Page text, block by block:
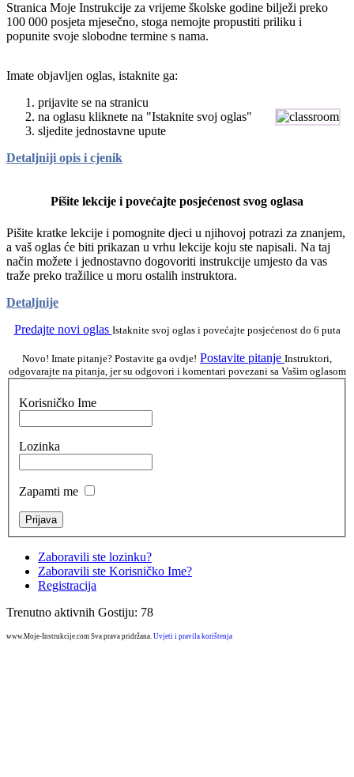
Stranica Moje Instrukcije za vrijeme školske godine bilježi preko
100 000 posjeta mjesečno, stoga nemojte propustiti priliku i
popunite svoje slobodne termine s nama.
Imate objavljen oglas, istaknite ga:
prijavite se na stranicu
na oglasu kliknete na "Istaknite svoj oglas"
sljedite jednostavne upute
Detaljniji opis i cjenik
Pišite lekcije i povećajte posjećenost svog oglasa
Pišite kratke lekcije i pomognite djeci u njihovoj potrazi za znanjem,
a vaš oglas će biti prikazan u vrhu lekcije koju ste napisali. Na taj
način možete i jednostavno dogovoriti instrukcije umjesto da vas
traže preko tražilice u moru ostalih instruktora.
Detaljnije
Predajte novi oglas Istaknite svoj oglas i povećajte posjećenost do 6 puta
Novo! Imate pitanje? Postavite ga ovdje! Postavite pitanje Instruktori,
odgovarajte na pitanja, jer su odgovori i komentari povezani sa Vašim oglasom
Korisničko Ime
Lozinka
Zapamti me
Zaboravili ste lozinku?
Zaboravili ste Korisničko Ime?
Registracija
Trenutno aktivnih Gostiju: 78
www.Moje-Instrukcije.com Sva prava pridržana. Uvjeti i pravila korištenja